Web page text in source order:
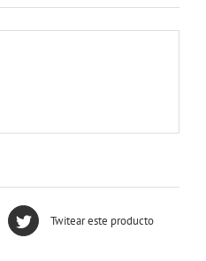
Twitear este producto